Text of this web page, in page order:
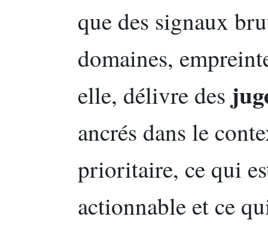
que des signaux
domaines,
elle, délivre des
ancrés dans le
prioritaire, ce qui
actionnable et ce